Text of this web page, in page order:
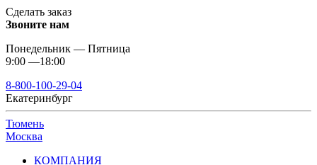
Сделать заказ
Звоните нам
Понедельник — Пятница
9:00 —18:00
8-800-100-29-04
Екатеринбург
Тюмень
Москва
КОМПАНИЯ